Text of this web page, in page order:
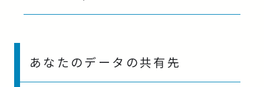
あなたのデータの共有先